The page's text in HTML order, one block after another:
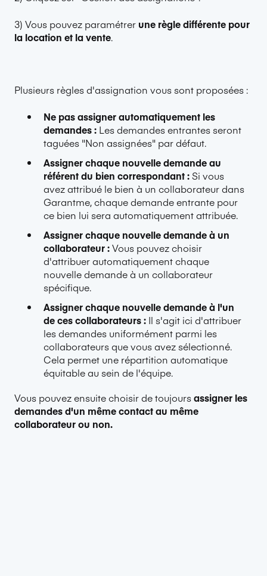
3) Vous pouvez paramétrer une règle différente pour
la location et la vente.
Plusieurs règles d'assignation vous sont proposées :
Ne pas assigner automatiquement les
demandes : Les demandes entrantes seront
taguées "Non assignées" par défaut.
Assigner chaque nouvelle demande au
référent du bien correspondant :Si vous
avez attribué le bien à un collaborateur dans
Garantme, chaque demande entrante pour
ce bien lui sera automatiquement attribuée.
Assigner chaque nouvelle demande à un
collaborateur :Vous pouvez choisir
d'attribuer automatiquement chaque
nouvelle demande à un collaborateur
spécifique.
Assigner chaque nouvelle demande à l'un
de ces collaborateurs : Il s'agit ici d'attribuer
les demandes uniformément parmi les
collaborateurs que vous avez sélectionné.
Cela permet une répartition automatique
équitable au sein de l'équipe.
Vous pouvez ensuite choisir de toujoursassigner les
demandes d'un même contact au même
collaborateur ou non.